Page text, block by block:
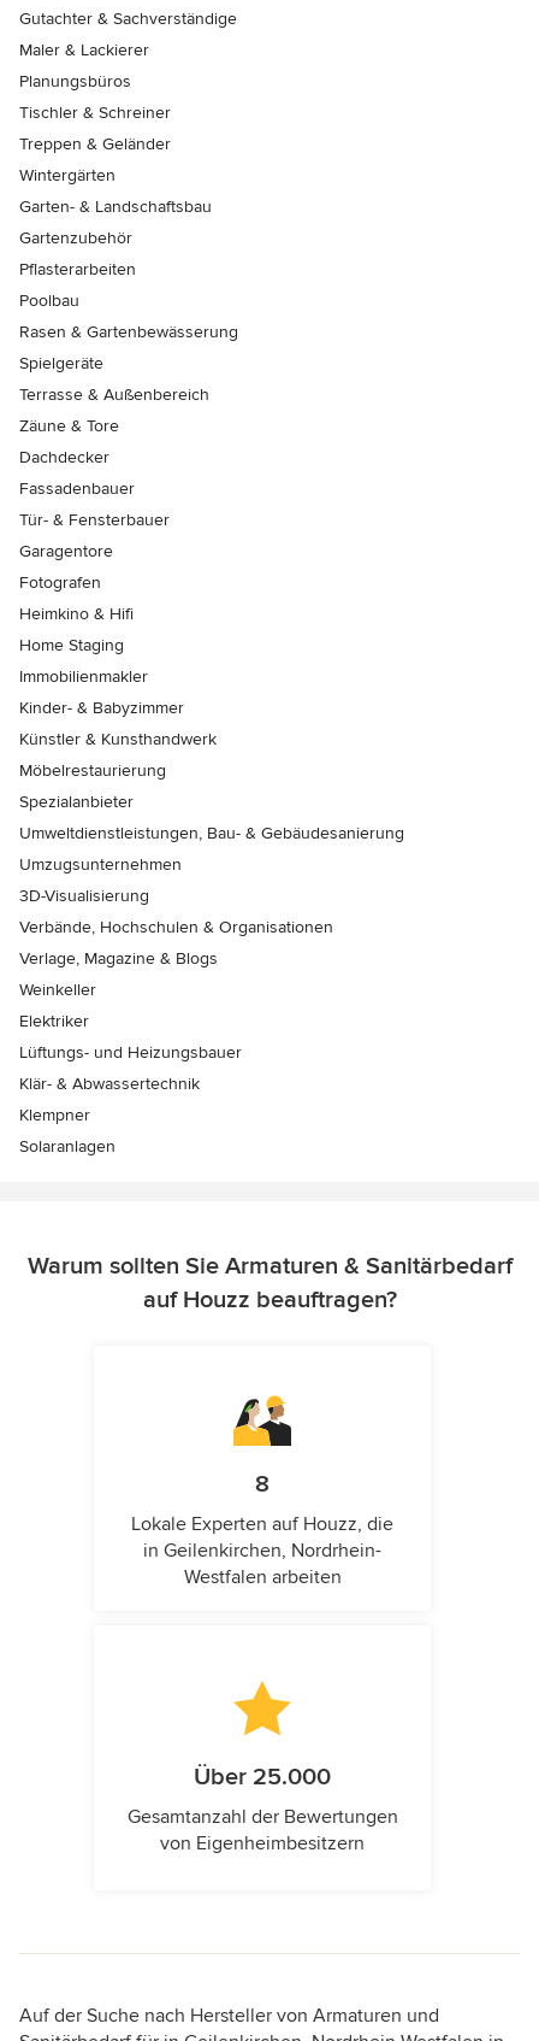
Gutachter & Sachverständige
Maler & Lackierer
Planungsbüros
Tischler & Schreiner
Treppen & Geländer
Wintergärten
Garten- & Landschaftsbau
Gartenzubehör
Pflasterarbeiten
Poolbau
Rasen & Gartenbewässerung
Spielgeräte
Terrasse & Außenbereich
Zäune & Tore
Dachdecker
Fassadenbauer
Tür- & Fensterbauer
Garagentore
Fotografen
Heimkino & Hifi
Home Staging
Immobilienmakler
Kinder- & Babyzimmer
Künstler & Kunsthandwerk
Möbelrestaurierung
Spezialanbieter
Umweltdienstleistungen, Bau- & Gebäudesanierung
Umzugsunternehmen
3D-Visualisierung
Verbände, Hochschulen & Organisationen
Verlage, Magazine & Blogs
Weinkeller
Elektriker
Lüftungs- und Heizungsbauer
Klär- & Abwassertechnik
Klempner
Solaranlagen
Warum sollten Sie Armaturen & Sanitärbedarf
auf Houzz beauftragen?
8
Lokale Experten auf Houzz, die
in Geilenkirchen, Nordrhein-
Westfalen arbeiten
Über 25.000
Gesamtanzahl der Bewertungen
von Eigenheimbesitzern
Auf der Suche nach Hersteller von Armaturen und